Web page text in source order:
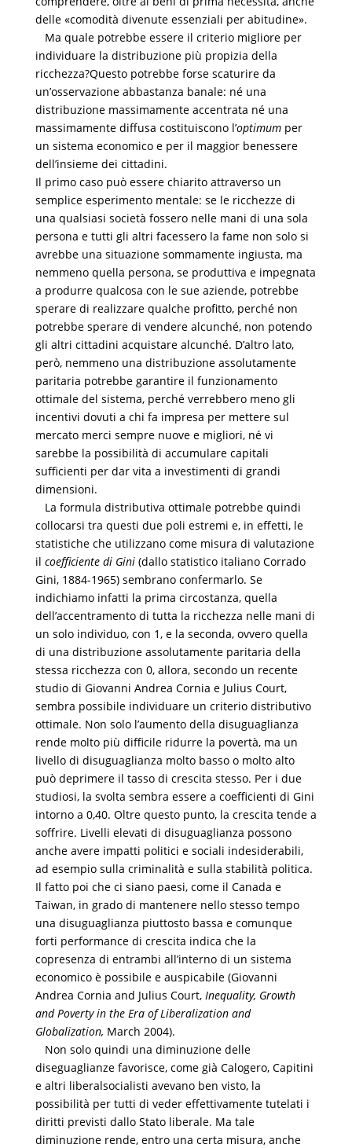
delle «comodità divenute essenziali per abitudine».
Ma quale potrebbe essere il criterio migliore per
individuare la distribuzione più propizia della
ricchezza?Questo potrebbe forse scaturire da
un’osservazione abbastanza banale: né una
distribuzione massimamente accentrata né una
massimamente diffusa costituiscono l’optimumper
un sistema economico e per il maggior benessere
dell’insieme dei cittadini.
Il primo caso può essere chiarito attraverso un
semplice esperimento mentale: se le ricchezze di
una qualsiasi società fossero nelle mani di una sola
persona e tutti gli altri facessero la fame non solo si
avrebbe una situazione sommamente ingiusta, ma
nemmeno quella persona, se produttiva e impegnata
a produrre qualcosa con le sue aziende, potrebbe
sperare di realizzare qualche profitto, perché non
potrebbe sperare di vendere alcunché, non potendo
gli altri cittadini acquistare alcunché. D’altro lato,
però, nemmeno una distribuzione assolutamente
paritaria potrebbe garantire il funzionamento
ottimale del sistema, perché verrebbero meno gli
incentivi dovuti a chi fa impresa per mettere sul
mercato merci sempre nuove e migliori, né vi
sarebbe la possibilità di accumulare capitali
sufficienti per dar vita a investimenti di grandi
dimensioni.
La formula distributiva ottimale potrebbe quindi
collocarsi tra questi due poli estremi e, in effetti, le
statistiche che utilizzano come misura di valutazione
il coefficiente di Gini(dallo statistico italiano Corrado
Gini, 1884-1965) sembrano confermarlo. Se
indichiamo infatti la prima circostanza, quella
dell’accentramento di tutta la ricchezza nelle mani di
un solo individuo, con 1, e la seconda, ovvero quella
di una distribuzione assolutamente paritaria della
stessa ricchezza con 0, allora, secondo un recente
studio di Giovanni Andrea Cornia e Julius Court,
sembra possibile individuare un criterio distributivo
ottimale. Non solo l’aumento della disuguaglianza
rende molto più difficile ridurre la povertà, ma un
livello di disuguaglianza molto basso o molto alto
può deprimere il tasso di crescita stesso. Per i due
studiosi, la svolta sembra essere a coefficienti di Gini
intorno a 0,40. Oltre questo punto, la crescita tende a
soffrire. Livelli elevati di disuguaglianza possono
anche avere impatti politici e sociali indesiderabili,
ad esempio sulla criminalità e sulla stabilità politica.
Il fatto poi che ci siano paesi, come il Canada e
Taiwan, in grado di mantenere nello stesso tempo
una disuguaglianza piuttosto bassa e comunque
forti performance di crescita indica che la
copresenza di entrambi all’interno di un sistema
economico è possibile e auspicabile (Giovanni
Andrea Cornia and Julius Court, Inequality, Growth
and Poverty in the Era of Liberalization and
Globalization, March 2004).
Non solo quindi una diminuzione delle
diseguaglianze favorisce, come già Calogero, Capitini
e altri liberalsocialisti avevano ben visto, la
possibilità per tutti di veder effettivamente tutelati i
diritti previsti dallo Stato liberale. Ma tale
diminuzione rende, entro una certa misura, anche